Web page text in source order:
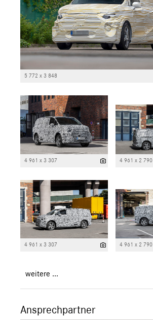
5 772 x 3 848
4 961 x 3 307 4 961 x 2 790
4 961 x 3 307 4 961 x 2 790
weitere ...
Ansprechpartner